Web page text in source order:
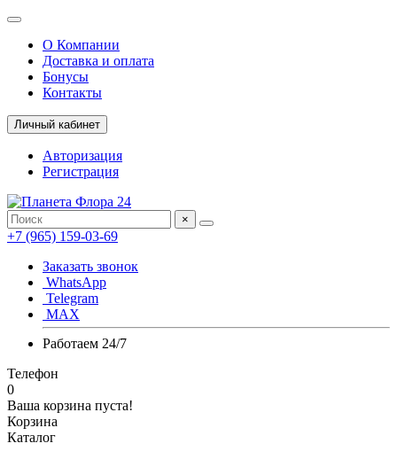
О Компании
Доставка и оплата
Бонусы
Контакты
Личный кабинет
Авторизация
Регистрация
×
+7 (965) 159-03-69
Заказать звонок
WhatsApp
Telegram
MAX
Работаем 24/7
Телефон
0
Ваша корзина пуста!
Корзина
Каталог